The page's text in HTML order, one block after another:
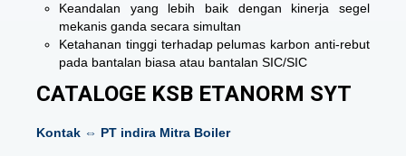
Keandalan yang lebih baik dengan kinerja segel
mekanis ganda secara simultan
Ketahanan tinggi terhadap pelumas karbon anti-rebut
pada bantalan biasa atau bantalan SIC/SIC
CATALOGE KSB ETANORM SYT
Kontak ⇔ PT indira Mitra Boiler